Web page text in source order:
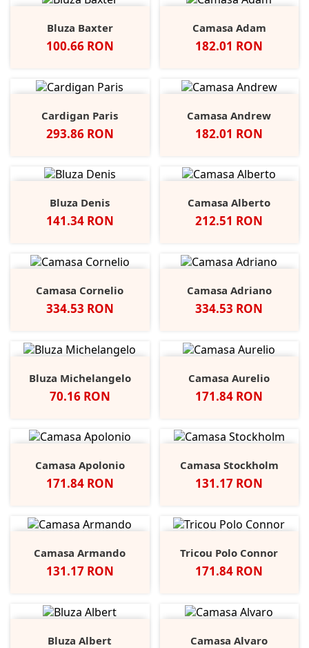
Bluza Baxter
Pret
100.66 RON
Camasa Adam
Pret
182.01 RON
Cardigan Paris
Pret
293.86 RON
Camasa Andrew
Pret
182.01 RON
Bluza Denis
Pret
141.34 RON
Camasa Alberto
Pret
212.51 RON
Camasa Cornelio
Pret
334.53 RON
Camasa Adriano
Pret
334.53 RON
Bluza Michelangelo
Pret
70.16 RON
Camasa Aurelio
Pret
171.84 RON
Camasa Apolonio
Pret
171.84 RON
Camasa Stockholm
Pret
131.17 RON
Camasa Armando
Pret
131.17 RON
Tricou Polo Connor
Pret
171.84 RON
Bluza Albert Camasa Alvaro